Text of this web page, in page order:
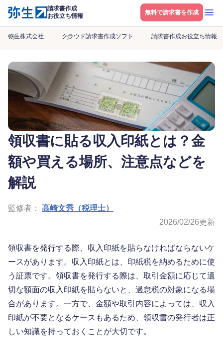
請求書作成
お役立ち情報
無料で請求書を作成 メニ
弥生株式会社 クラウド請求書作成ソフト 請求書作成お役立ち情報
領収書に貼る収入印紙とは？金
額や買える場所、注意点などを
解説
監修者： 高崎文秀（税理士）
2026/02/26更新
領収書を発行する際、収入印紙を貼らなければならないケ
ースがあります。収入印紙とは、印紙税を納めるために使
う証票です。領収書を発行する際は、取引金額に応じて適
切な額面の収入印紙を貼らないと、過怠税の対象になる場
合があります。一方で、金額や取引内容によっては、収入
印紙が不要となるケースもあるため、領収書の発行者は正
しい知識を持っておくことが大切です。